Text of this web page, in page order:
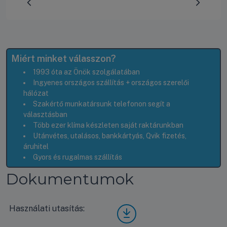
Miért minket válasszon?
1993 óta az Önök szolgálatában
Ingyenes országos szállítás + országos szerelői
hálózat
Szakértő munkatársunk telefonon segít a
választásban
Több ezer klíma készleten saját raktárunkban
Utánvétes, utalásos, bankkártyás, Qvik fizetés,
áruhitel
Gyors és rugalmas szállítás
Dokumentumok
Használati utasítás:
LG
UV4